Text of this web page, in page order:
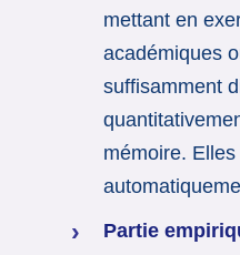
mettant en
académiques
suffisamment
mémoire.
Partie